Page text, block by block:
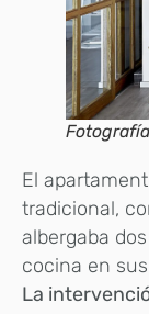
El
tradicional,
albergaba
cocina en
La